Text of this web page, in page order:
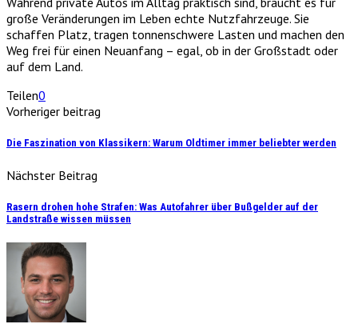
große Veränderungen im Leben echte Nutzfahrzeuge. Sie
schaffen Platz, tragen tonnenschwere Lasten und machen den
Weg frei für einen Neuanfang – egal, ob in der Großstadt oder
auf dem Land.
Teilen0
Vorheriger beitrag
Die Faszination von Klassikern: Warum Oldtimer immer beliebter werden
Nächster Beitrag
Rasern drohen hohe Strafen: Was Autofahrer über Bußgelder auf der
Landstraße wissen müssen